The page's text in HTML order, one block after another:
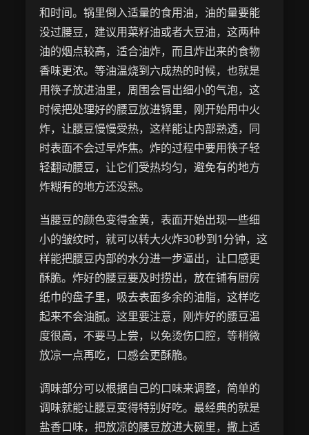
和时间。锅里倒入适量的食用油，油的量要能
没过腰豆，建议用菜籽油或者大豆油，这两种
油的烟点较高，适合油炸，而且炸出来的食物
香味更浓。等油温烧到六成热的时候，也就是
用筷子放进油里，周围会冒出细小的气泡，这
时候把处理好的腰豆放进锅里，刚开始用中火
炸，让腰豆慢慢受热，这样能让内部熟透，同
时表面不会过早炸焦。炸的过程中要用筷子轻
轻翻动腰豆，让它们受热均匀，避免有的地方
炸糊有的地方还没熟。
当腰豆的颜色变得金黄，表面开始出现一些细
小的皱纹时，就可以转大火炸30秒到1分钟，这
样能把腰豆内部的水分进一步逼出，让口感更
酥脆。炸好的腰豆要及时捞出，放在铺有厨房
纸巾的盘子里，吸去表面多余的油脂，这样吃
起来不会油腻。这里要注意，刚炸好的腰豆温
度很高，不要马上尝，以免烫伤口腔，等稍微
放凉一点再吃，口感会更酥脆。
调味部分可以根据自己的口味来调整，简单的
调味就能让腰豆变得特别好吃。最经典的就是
盐香口味，把放凉的腰豆放进大碗里，撒上适